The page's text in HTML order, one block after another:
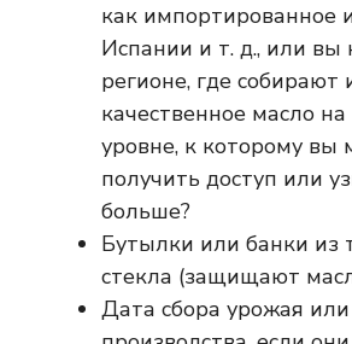
как импортированное
Испании и т. д., или вы
регионе, где собирают
качественное масло
уровне, к которому вы
получить доступ или
больше?
Бутылки или банки из
стекла (защищают
Дата сбора урожая